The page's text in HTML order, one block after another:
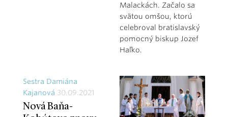
Malackách. Začalo sa
svätou omšou, ktorú
celebroval bratislavský
pomocný biskup Jozef
Haľko.
Sestra Damiána
Kajanová 30.09.2021
Nová Baňa-